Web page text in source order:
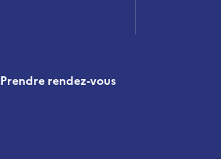
Prendre rendez-vous